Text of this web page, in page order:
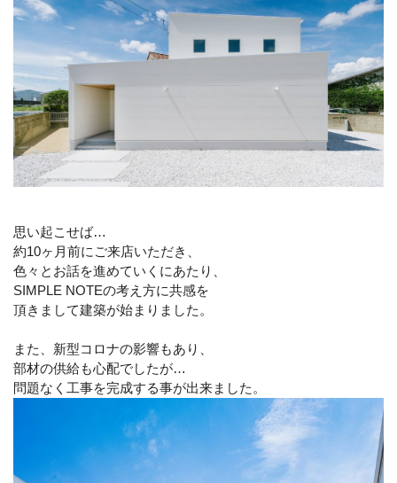
思い起こせば…
約10ヶ月前にご来店いただき、
色々とお話を進めていくにあたり、
SIMPLE NOTEの考え方に共感を
頂きまして建築が始まりました。
また、新型コロナの影響もあり、
部材の供給も心配でしたが…
問題なく工事を完成する事が出来ました。